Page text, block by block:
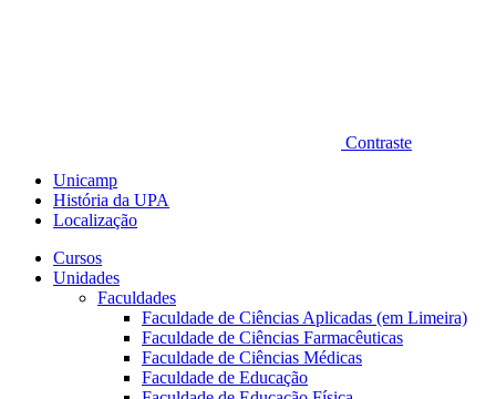
Contraste
Unicamp
História da UPA
Localização
Cursos
Unidades
Faculdades
Faculdade de Ciências Aplicadas (em Limeira)
Faculdade de Ciências Farmacêuticas
Faculdade de Ciências Médicas
Faculdade de Educação